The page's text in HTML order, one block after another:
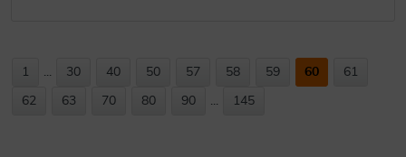
1 ... 30 40 50 57 58 59 60 61
62 63 70 80 90 ... 145